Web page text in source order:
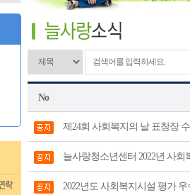
No
제24회 사회복지의 날 표창장
늘사랑청소년센터 2022년 사
2022년도 사회복지시설 평가